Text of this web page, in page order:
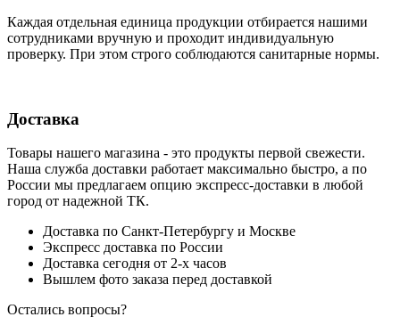
Каждая отдельная единица продукции отбирается нашими
сотрудниками вручную и проходит индивидуальную
проверку. При этом строго соблюдаются санитарные нормы.
Доставка
Товары нашего магазина - это продукты первой свежести.
Наша служба доставки работает максимально быстро, а по
России мы предлагаем опцию экспресс-доставки в любой
город от надежной ТК.
Доставка по Санкт-Петербургу и Москве
Экспресс доставка по России
Доставка сегодня от 2-х часов
Вышлем фото заказа перед доставкой
Остались вопросы?